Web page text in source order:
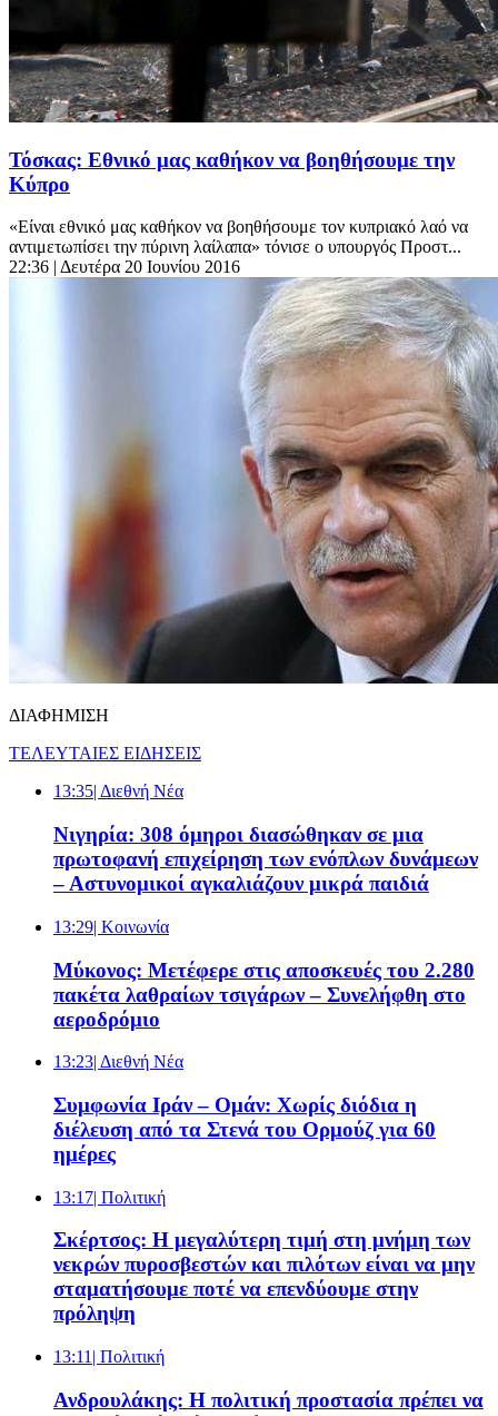
Τόσκας: Εθνικό μας καθήκον να βοηθήσουμε την
Κύπρο
«Είναι εθνικό μας καθήκον να βοηθήσουμε τον κυπριακό λαό να
αντιμετωπίσει την πύρινη λαίλαπα» τόνισε ο υπουργός Προστ...
22:36 | Δευτέρα 20 Ιουνίου 2016
ΔΙΑΦΗΜΙΣΗ
ΤΕΛΕΥΤΑΙΕΣ ΕΙΔΗΣΕΙΣ
13:35| Διεθνή Νέα
Νιγηρία: 308 όμηροι διασώθηκαν σε μια
πρωτοφανή επιχείρηση των ενόπλων δυνάμεων
– Αστυνομικοί αγκαλιάζουν μικρά παιδιά
13:29| Κοινωνία
Μύκονος: Μετέφερε στις αποσκευές του 2.280
πακέτα λαθραίων τσιγάρων – Συνελήφθη στο
αεροδρόμιο
13:23| Διεθνή Νέα
Συμφωνία Ιράν – Ομάν: Χωρίς διόδια η
διέλευση από τα Στενά του Ορμούζ για 60
ημέρες
13:17| Πολιτική
Σκέρτσος: Η μεγαλύτερη τιμή στη μνήμη των
νεκρών πυροσβεστών και πιλότων είναι να μην
σταματήσουμε ποτέ να επενδύουμε στην
πρόληψη
13:11 | Πολιτική
Ανδρουλάκης: Η πολιτική προστασία πρέπει να